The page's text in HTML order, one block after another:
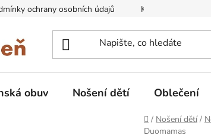
ochrany osobních údajů Kontakty na
obuv Nošení dětí Oblečení
Domů
/ Nošení dětí /
Duomamas